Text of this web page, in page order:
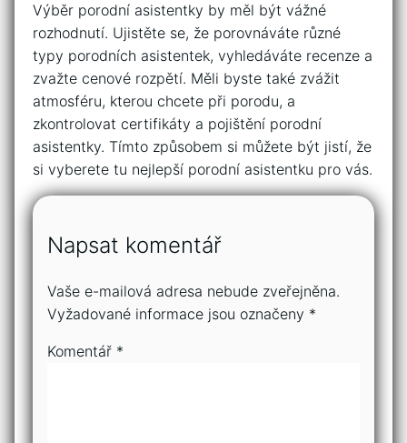
Výběr porodní asistentky by měl být vážné
rozhodnutí. Ujistěte se, že porovnáváte různé
typy porodních asistentek, vyhledáváte recenze a
zvažte cenové rozpětí. Měli byste také zvážit
atmosféru, kterou chcete při porodu, a
zkontrolovat certifikáty a pojištění porodní
asistentky. Tímto způsobem si můžete být jistí, že
si vyberete tu nejlepší porodní asistentku pro vás.
Napsat komentář
Vaše e-mailová adresa nebude zveřejněna.
Vyžadované informace jsou označeny *
Komentář *